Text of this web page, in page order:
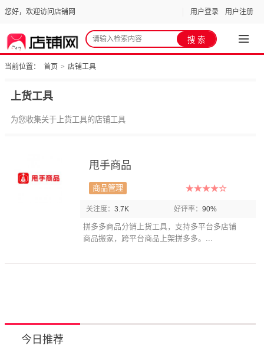
您好，欢迎访问店铺网 用户登录 用户注册
当前位置： 首页 > 店铺工具
上货工具
为您收集关于上货工具的店铺工具
甩手商品
商品管理
关注度： 3.7K 好评率： 90%
拼多多商品分销上货工具，支持多平台多店铺
商品搬家，跨平台商品上架拼多多。...
今日推荐